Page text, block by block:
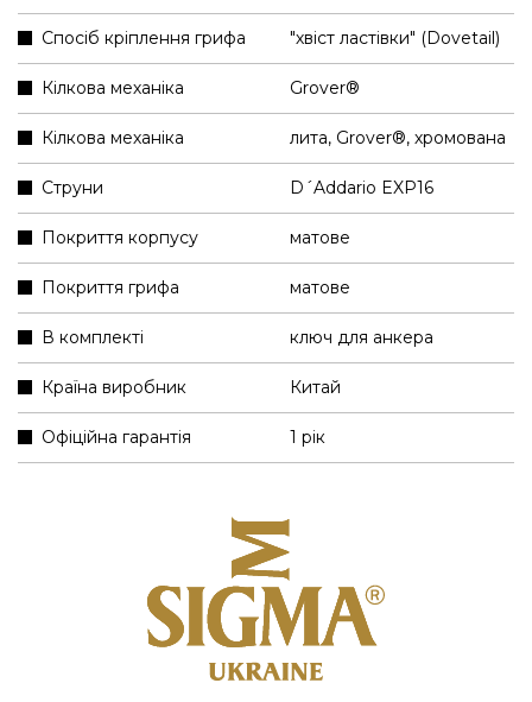
Спосіб кріплення грифа "хвіст ластівки" (Dovetail)
Кілкова механіка Grover®
Кілкова механіка лита, Grover®, хромована
Струни D´Addario EXP16
Покриття корпусу матове
Покриття грифа матове
В комплекті ключ для анкера
Країна виробник Китай
Офіційна гарантія 1 рік